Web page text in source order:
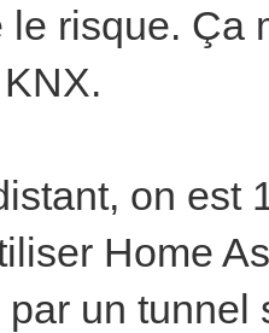
le risque. Ça
on est
Home
un